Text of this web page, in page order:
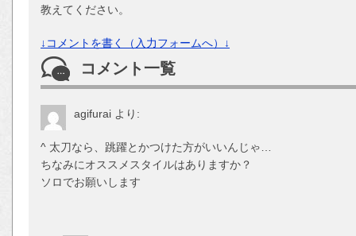
教えてください。
↓コメントを書く（入力フォームへ）↓
コメント一覧
agifurai より:
^ 太刀なら、跳躍とかつけた方がいいんじゃ…
ちなみにオススメスタイルはありますか？
ソロでお願いします